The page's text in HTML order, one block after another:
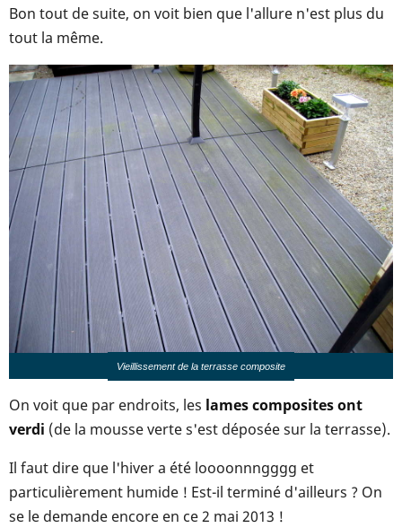
Bon tout de suite, on voit bien que l'allure n'est plus du
tout la même.
Vieillissement de la terrasse composite
On voit que par endroits, les lames composites ont
verdi (de la mousse verte s'est déposée sur la terrasse).
Il faut dire que l'hiver a été loooonnngggg et
particulièrement humide ! Est-il terminé d'ailleurs ? On
se le demande encore en ce 2 mai 2013 !